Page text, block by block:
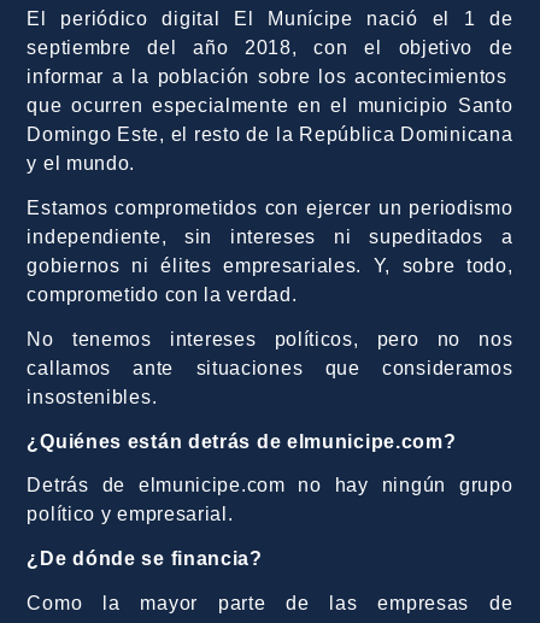
El periódico digital El Munícipe nació el 1 de
septiembre del año 2018, con el objetivo de
informar a la población sobre los acontecimientos
que ocurren especialmente en el municipio Santo
Domingo Este, el resto de la República Dominicana
y el mundo.
Estamos comprometidos con ejercer un periodismo
independiente, sin intereses ni supeditados a
gobiernos ni élites empresariales. Y, sobre todo,
comprometido con la verdad.
No tenemos intereses políticos, pero no nos
callamos ante situaciones que consideramos
insostenibles.
¿Quiénes están detrás de elmunicipe.com?
Detrás de elmunicipe.com no hay ningún grupo
político y empresarial.
¿De dónde se financia?
Como la mayor parte de las empresas de